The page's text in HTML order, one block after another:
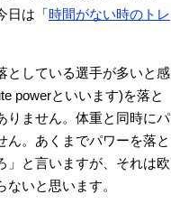
日は「時間がない時のトレ
としている選手が多いと感
powerといいます)を落と
りません。体重と同時にパ
ん。あくまでパワーを落と
」と言いますが、それは欧
いと思います。